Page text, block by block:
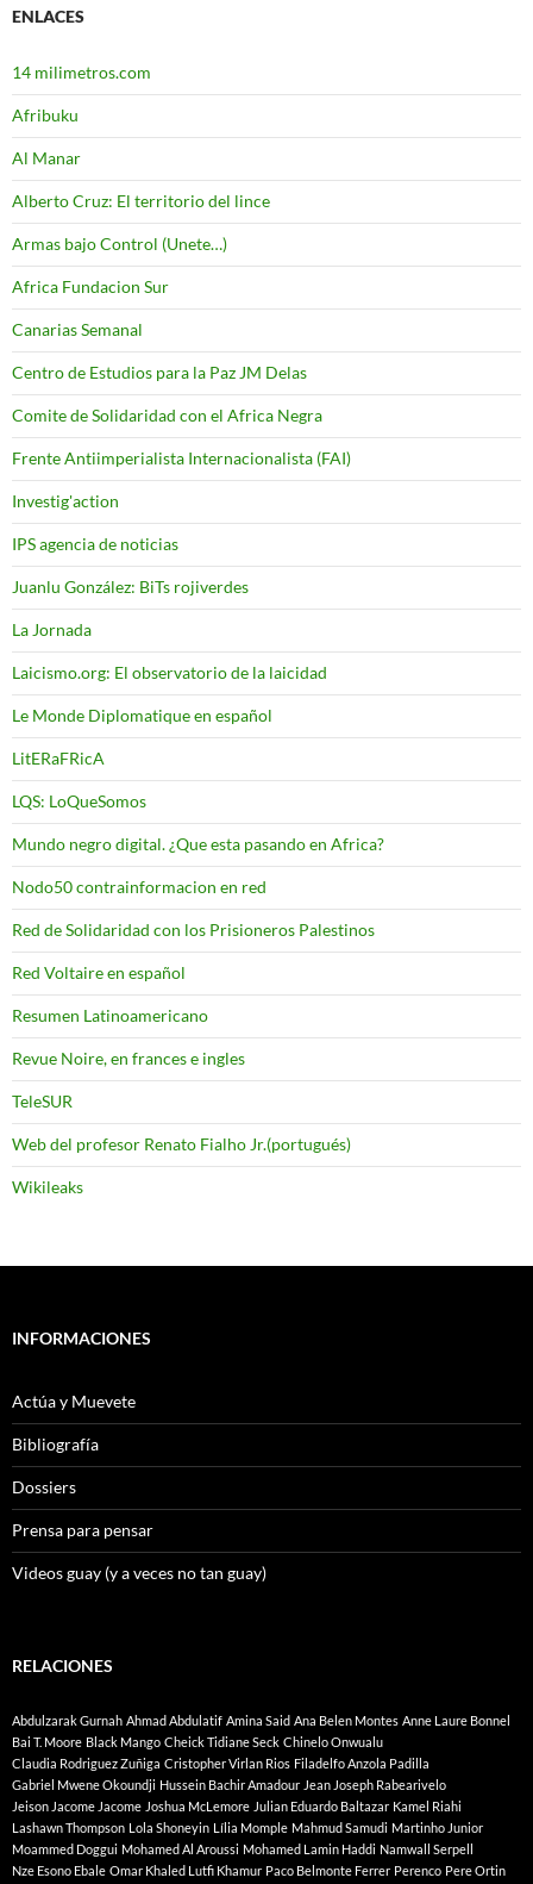
ENLACES
14 milimetros.com
Afribuku
Al Manar
Alberto Cruz: El territorio del lince
Armas bajo Control (Unete…)
Africa Fundacion Sur
Canarias Semanal
Centro de Estudios para la Paz JM Delas
Comite de Solidaridad con el Africa Negra
Frente Antiimperialista Internacionalista (FAI)
Investig'action
IPS agencia de noticias
Juanlu González: BiTs rojiverdes
La Jornada
Laicismo.org: El observatorio de la laicidad
Le Monde Diplomatique en español
LitERaFRicA
LQS: LoQueSomos
Mundo negro digital. ¿Que esta pasando en Africa?
Nodo50 contrainformacion en red
Red de Solidaridad con los Prisioneros Palestinos
Red Voltaire en español
Resumen Latinoamericano
Revue Noire, en frances e ingles
TeleSUR
Web del profesor Renato Fialho Jr.(portugués)
Wikileaks
INFORMACIONES
Actúa y Muevete
Bibliografía
Dossiers
Prensa para pensar
Videos guay (y a veces no tan guay)
RELACIONES
Abdulzarak Gurnah Ahmad Abdulatif Amina Said Ana Belen Montes Anne Laure Bonnel
Bai T. Moore Black Mango Cheick Tidiane Seck Chinelo Onwualu
Claudia Rodriguez Zuñiga Cristopher Virlan Rios Filadelfo Anzola Padilla
Gabriel Mwene Okoundji Hussein Bachir Amadour Jean Joseph Rabearivelo
Jeison Jacome Jacome Joshua McLemore Julian Eduardo Baltazar Kamel Riahi
Lashawn Thompson Lola Shoneyin Lília Momple Mahmud Samudi Martinho Junior
Moammed Doggui Mohamed Al Aroussi Mohamed Lamin Haddi Namwall Serpell
Nze Esono Ebale Omar Khaled Lutfi Khamur Paco Belmonte Ferrer Perenco Pere Ortin